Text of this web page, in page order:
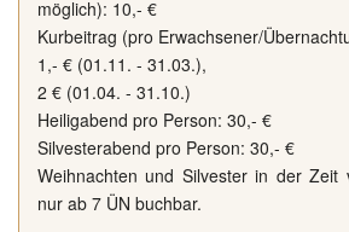
möglich): 10,- €
Kurbeitrag (pro Erwachsener/
1,- € (01.11. - 31.03.),
2 € (01.04. - 31.10.)
Heiligabend pro Person: 30,- €
Silvesterabend pro Person: 30,- €
Weihnachten und Silvester in der Zeit
nur ab 7 ÜN buchbar.